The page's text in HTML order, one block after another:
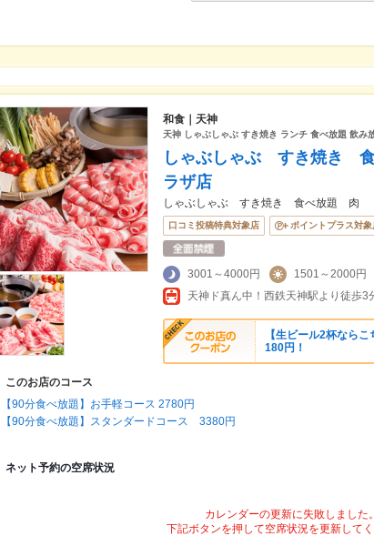
和食｜天神
天神 しゃぶしゃぶ すき焼き ランチ 食べ放題 飲み
しゃぶしゃぶ すき焼き
ラザ店
しゃぶしゃぶ すき焼き 食べ放題 肉
口コミ投稿特典対象店 ポイントプラス対象
3001～4000円
1501～2000円
天神ド真ん中！西鉄天神駅より徒歩3
【生ビール2杯なら
180円！
このお店のコース
【90分食べ放題】お手軽コース 2780円
【90分食べ放題】スタンダードコース 3380円
ネット予約の空席状況
カレンダーの更新に失敗しました。
下記ボタンを押して空席状況を更新してく